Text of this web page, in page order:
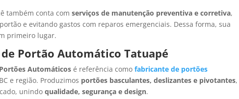
também conta comserviços de manutenção preventiva e corretiva,
e evitando gastos com reparos emergenciais. Dessa forma, sua
primeiro lugar.
Portão Automático Tatuapé
Automáticos é referência comofabricante de portões
e região. Produzimos portões basculantes, deslizantes e pivotantes,
unindoqualidade, segurança e design.